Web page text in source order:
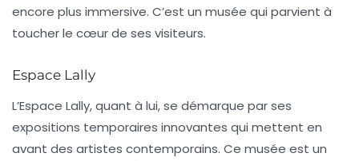
encore plus immersive. C’est un musée qui parvient à
toucher le cœur de ses visiteurs.
Espace Lally
L’Espace Lally, quant à lui, se démarque par ses
expositions temporaires innovantes qui mettent en
avant des artistes contemporains. Ce musée est un